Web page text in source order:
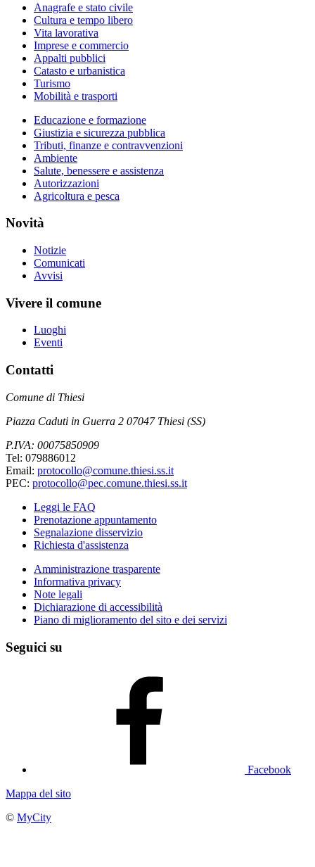
Anagrafe e stato civile
Cultura e tempo libero
Vita lavorativa
Imprese e commercio
Appalti pubblici
Catasto e urbanistica
Turismo
Mobilità e trasporti
Educazione e formazione
Giustizia e sicurezza pubblica
Tributi, finanze e contravvenzioni
Ambiente
Salute, benessere e assistenza
Autorizzazioni
Agricoltura e pesca
Novità
Notizie
Comunicati
Avvisi
Vivere il comune
Luoghi
Eventi
Contatti
Comune di Thiesi
Piazza Caduti in Guerra 2 07047 Thiesi (SS)
P.IVA: 00075850909
Tel: 079886012
Email: protocollo@comune.thiesi.ss.it
PEC: protocollo@pec.comune.thiesi.ss.it
Leggi le FAQ
Prenotazione appuntamento
Segnalazione disservizio
Richiesta d'assistenza
Amministrazione trasparente
Informativa privacy
Note legali
Dichiarazione di accessibilità
Piano di miglioramento del sito e dei servizi
Seguici su
Facebook
Mappa del sito
© MyCity